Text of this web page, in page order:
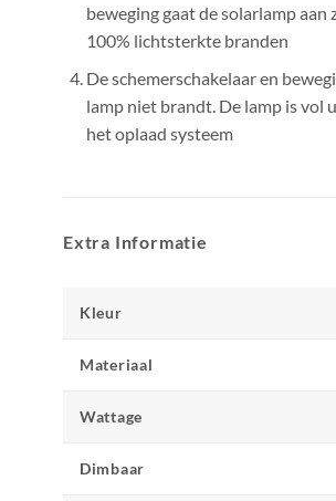
beweging gaat de solarlamp
100% lichtsterkte branden
De schemerschakelaar en
lamp niet brandt. De lamp is vol
het oplaad systeem
Extra Informatie
Kleur
Materiaal
Wattage
Dimbaar